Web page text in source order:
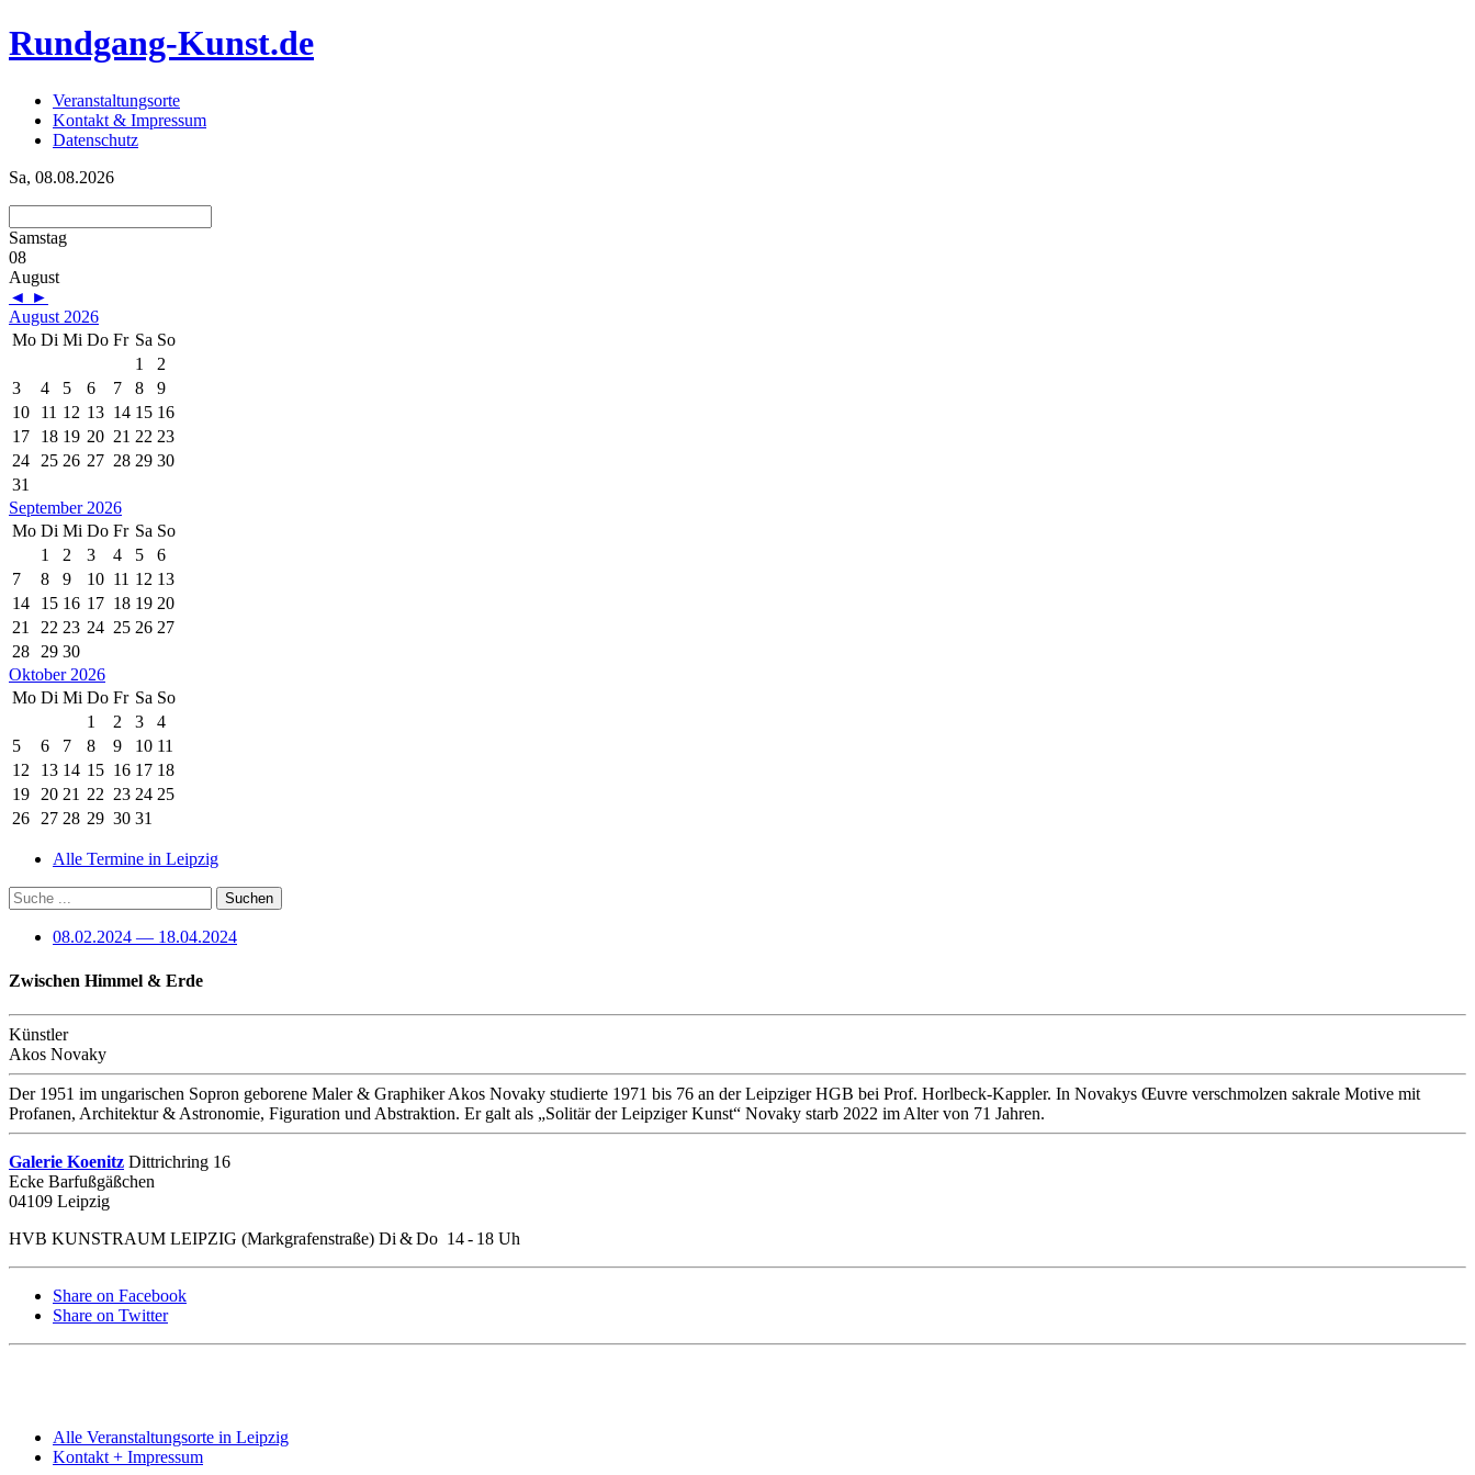
Rundgang-Kunst.de
Veranstaltungsorte
Kontakt & Impressum
Datenschutz
Sa, 08.08.2026
Samstag
08
August
◄ ►
August 2026
Mo Di Mi Do Fr Sa So
1
2
3
4 5 6 7 8
9
10
11 12 13 14 15 16
17
18 19 20 21 22 23
24 25 26 27 28 29 30
31
September 2026
Mo Di Mi Do Fr Sa So
1
2 3 4 5
6
7
8 9 10 11 12 13
14
15 16 17 18 19 20
21
22 23 24 25 26 27
28 29 30
Oktober 2026
Mo Di Mi Do Fr Sa So
1
2 3
4
5
6 7 8 9 10 11
12
13 14 15 16 17 18
19 20 21 22 23 24 25
26 27 28 29 30 31
Alle Termine in Leipzig
08.02.2024 — 18.04.2024
Zwischen Himmel & Erde
Künstler
Akos Novaky
Der 1951 im ungarischen Sopron geborene Maler & Graphiker Akos Novaky studierte 1971 bis 76 an der Leipziger HGB bei Prof. Horlbeck-Kappler. In Novakys Œuvre verschmolzen sakrale Motive mit
Profanen, Architektur & Astronomie, Figuration und Abstraktion. Er galt als „Solitär der Leipziger Kunst“ Novaky starb 2022 im Alter von 71 Jahren.
Galerie Koenitz Dittrichring 16
Ecke Barfußgäßchen
04109 Leipzig
HVB KUNSTRAUM LEIPZIG (Markgrafenstraße) Di & Do 14 - 18 Uh
Share on Facebook
Share on Twitter
Alle Veranstaltungsorte in Leipzig
Kontakt + Impressum